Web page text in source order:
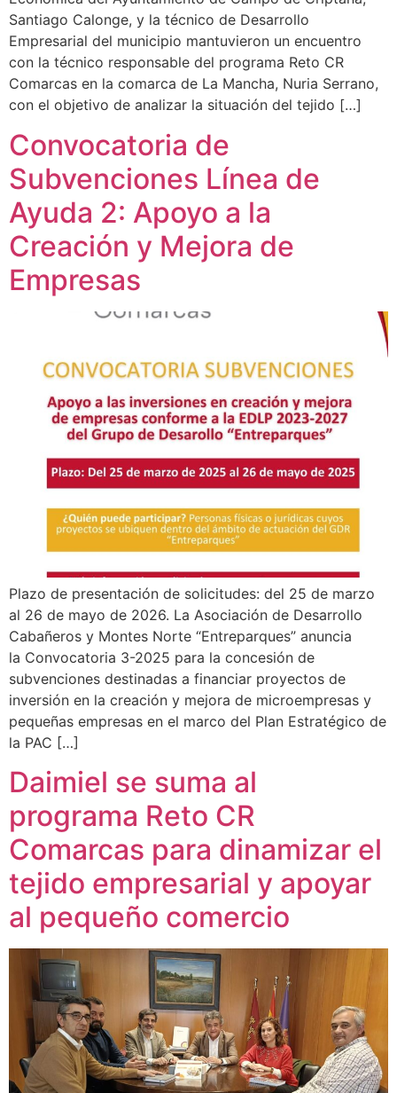
Santiago Calonge, y la técnico de Desarrollo
Empresarial del municipio mantuvieron un encuentro
con la técnico responsable del programa Reto CR
Comarcas en la comarca de La Mancha, Nuria Serrano,
con el objetivo de analizar la situación del tejido […]
Convocatoria de
Subvenciones Línea de
Ayuda 2: Apoyo a la
Creación y Mejora de
Empresas
Plazo de presentación de solicitudes: del 25 de marzo
al 26 de mayo de 2026. La Asociación de Desarrollo
Cabañeros y Montes Norte “Entreparques” anuncia
la Convocatoria 3-2025 para la concesión de
subvenciones destinadas a financiar proyectos de
inversión en la creación y mejora de microempresas y
pequeñas empresas en el marco del Plan Estratégico de
la PAC […]
Daimiel se suma al
programa Reto CR
Comarcas para dinamizar el
tejido empresarial y apoyar
al pequeño comercio